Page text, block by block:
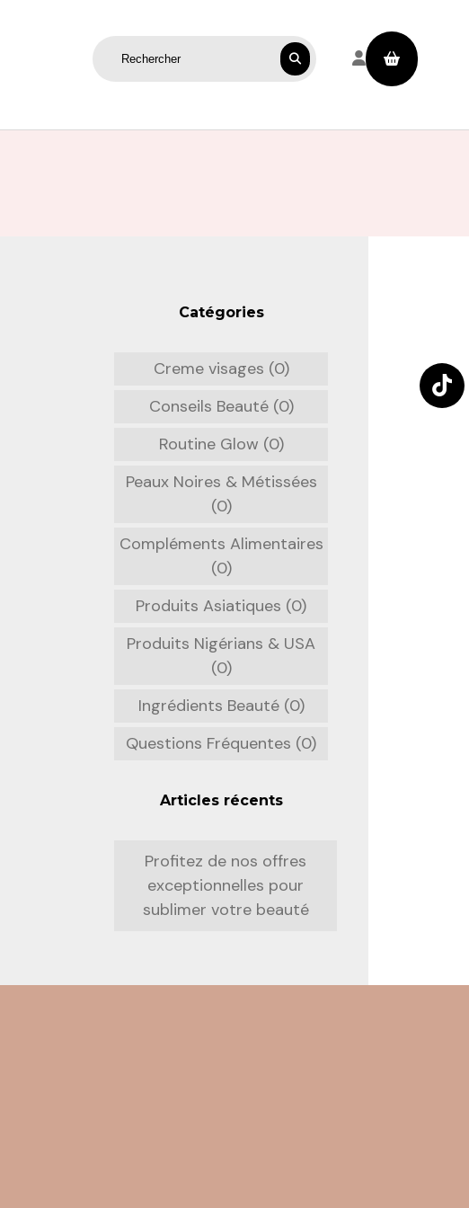
Rechercher sur le site
Catégories
Creme visages (0)
Conseils Beauté (0)
Routine Glow (0)
Peaux Noires & Métissées
(0)
Compléments Alimentaires
(0)
Produits Asiatiques (0)
Produits Nigérians & USA
(0)
Ingrédients Beauté (0)
Questions Fréquentes (0)
Articles récents
Profitez de nos offres
exceptionnelles pour
sublimer votre beauté